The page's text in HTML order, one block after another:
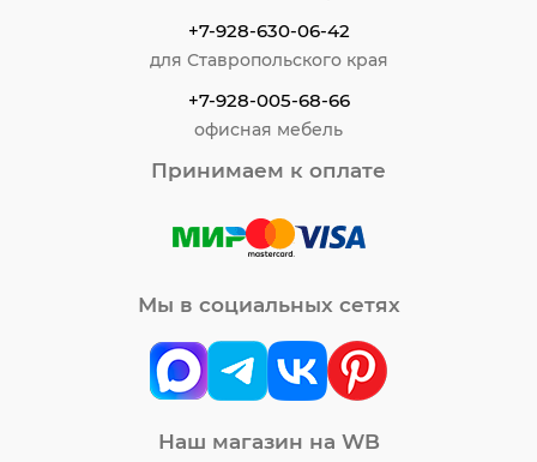
+7-928-630-06-42
для Ставропольского края
+7-928-005-68-66
офисная мебель
Принимаем к оплате
Мы в социальных сетях
Наш магазин на WB